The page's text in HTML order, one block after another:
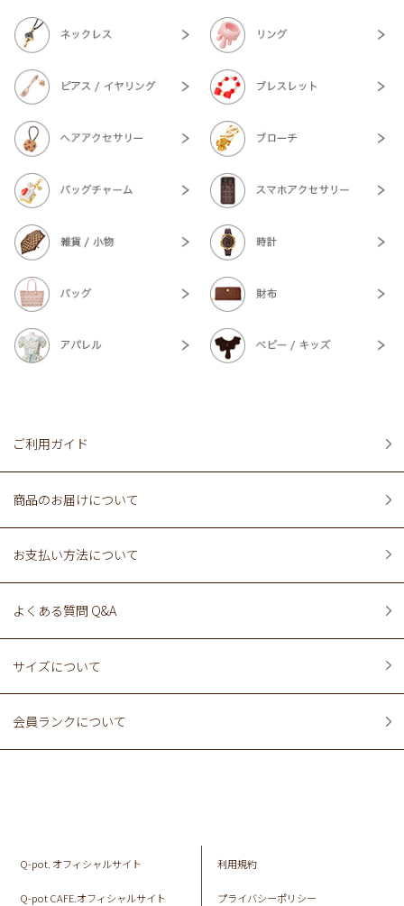
ご利用ガイド
商品のお届けについて
お支払い方法について
よくある質問 Q&A
サイズについて
会員ランクについて
Q-pot. オフィシャルサイト
Q-pot CAFE.オフィシャルサイト
利用規約
プライバシーポリシー